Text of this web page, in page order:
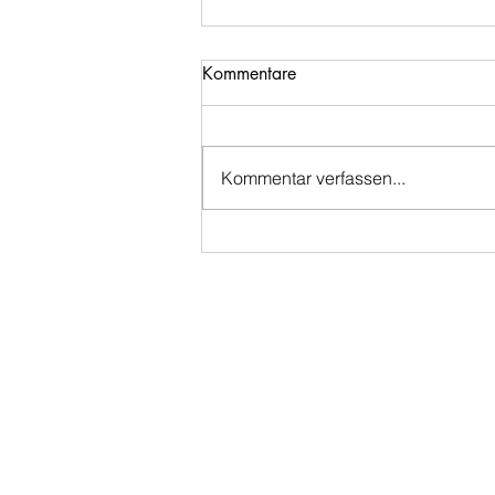
Bier des Monats: Klier Milk
Kommentare
Kommentar verfassen...